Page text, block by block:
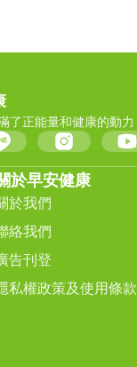
了正能量和健康的動力
於早安健康
於我們
絡我們
告刊登
私權政策及使用條款